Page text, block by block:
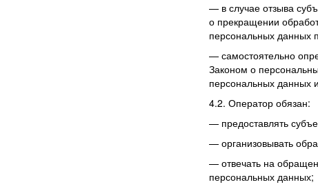
— в случае отзыва
о прекращении
персональных данных
— самостоятельно
Законом о
персональных данных
4.2. Оператор обязан:
— предоставлять
— организовывать
— отвечать на
персональных данных;